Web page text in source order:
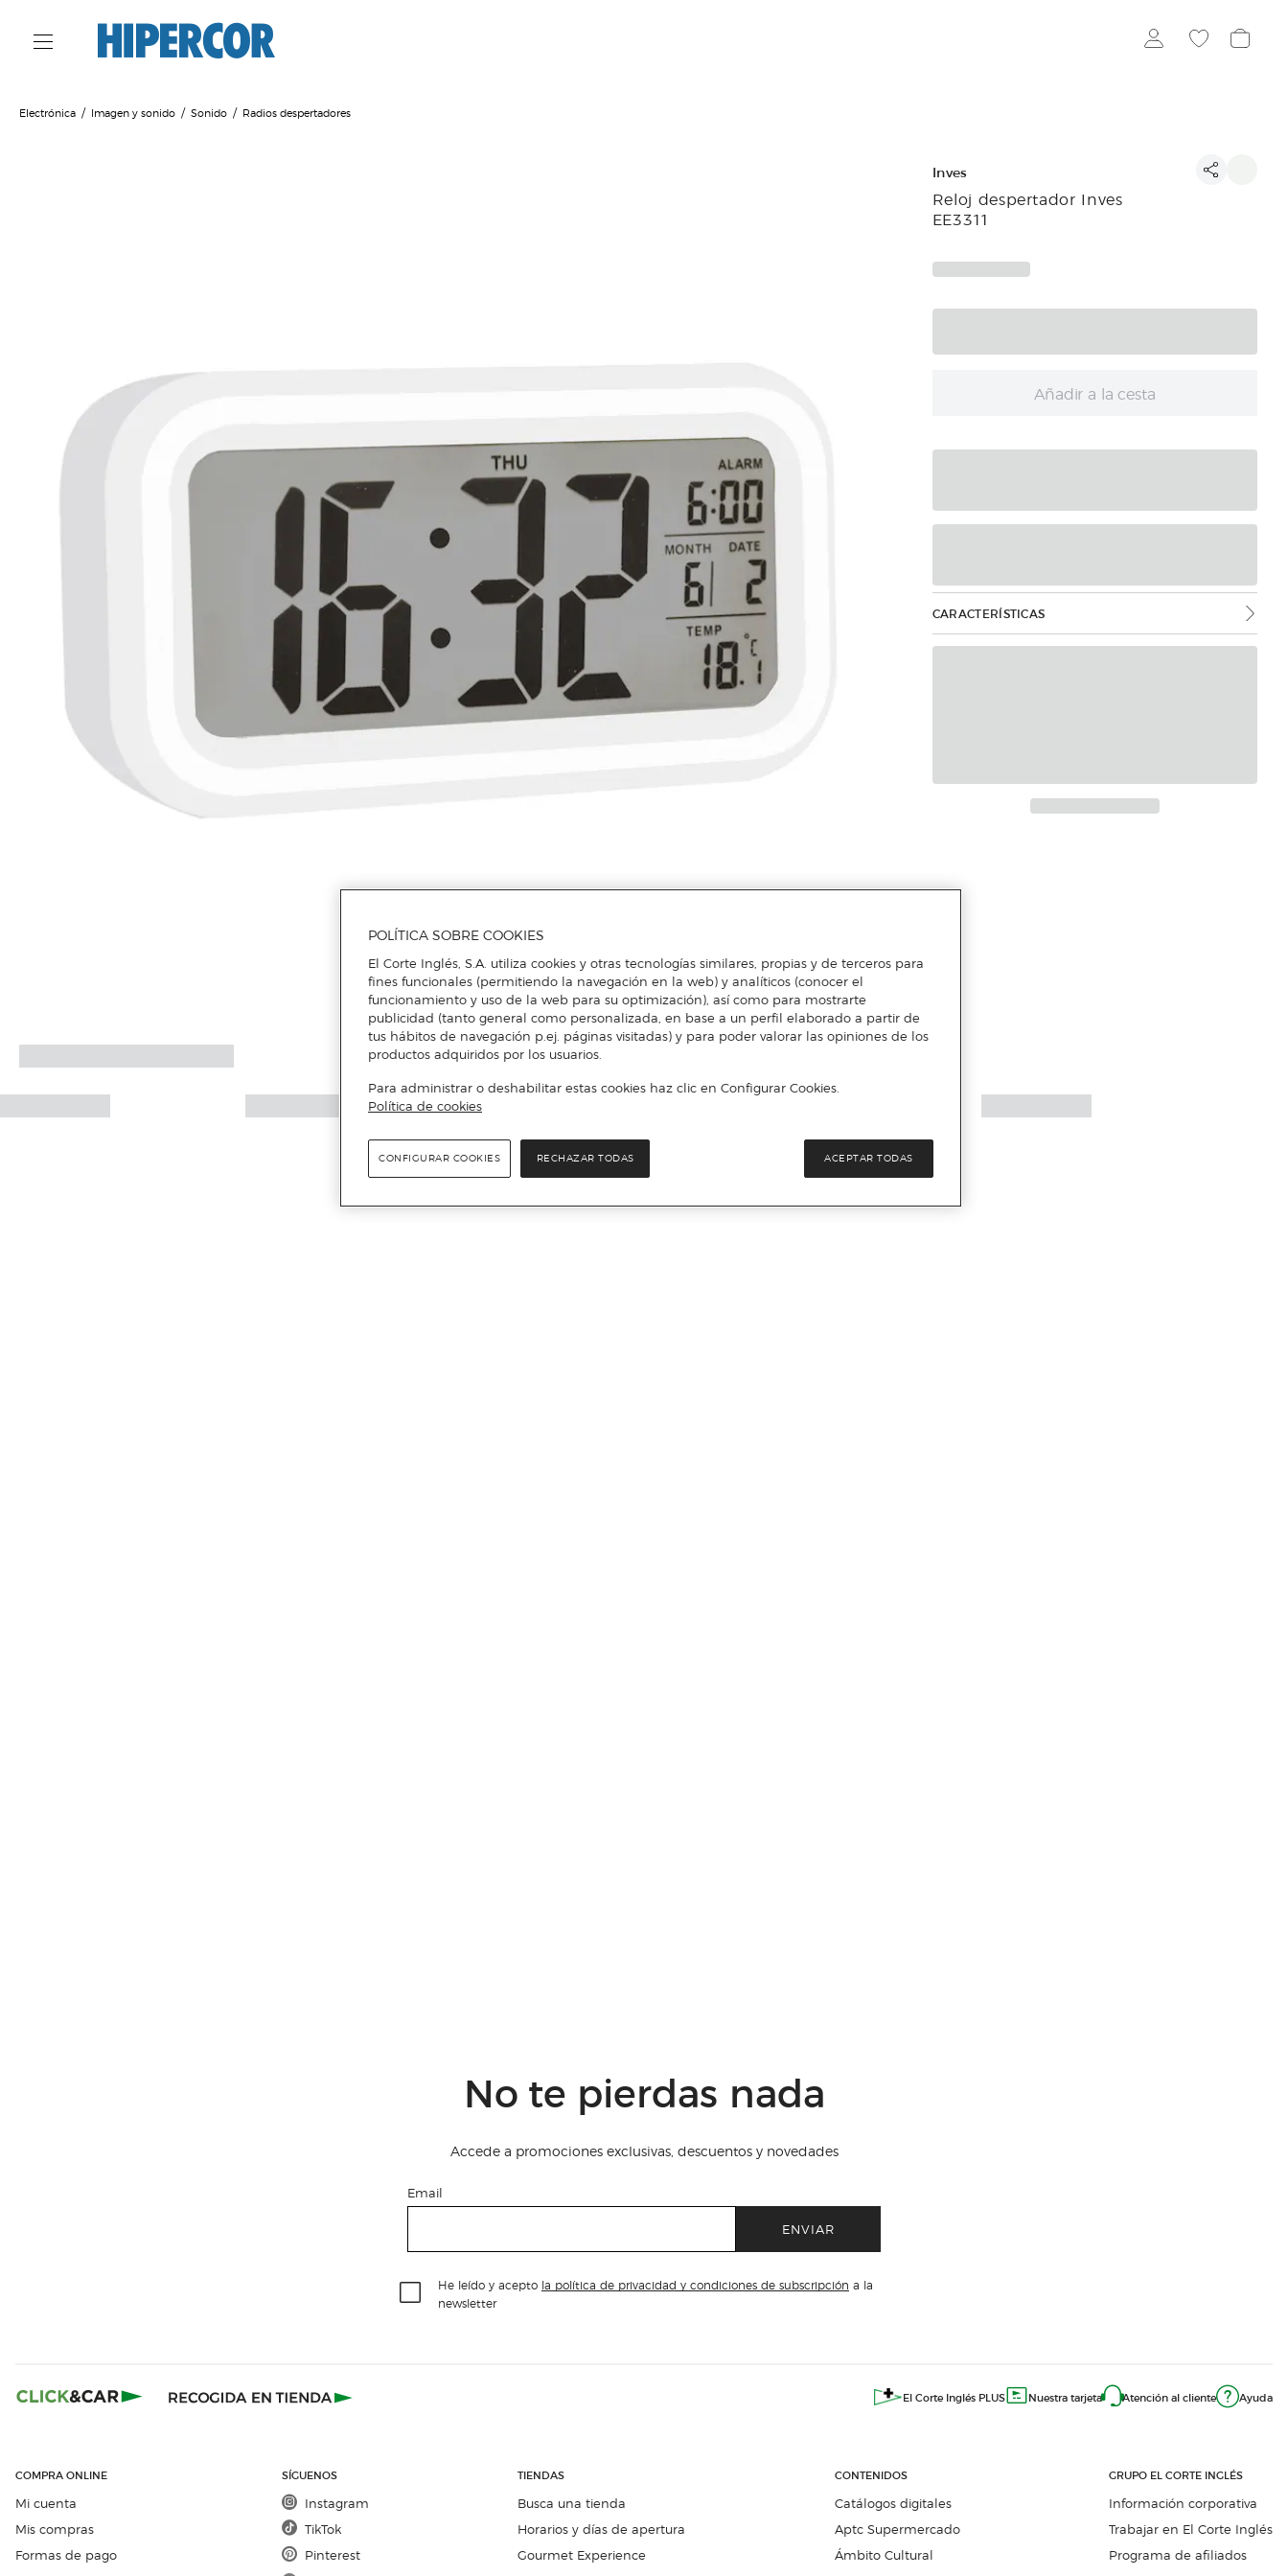
Electrónica Imagen y sonido Sonido Radios despertadores
Inves
Reloj despertador Inves
EE3311
Añadir a la cesta
CARACTERÍSTICAS
No te pierdas nada
Accede a promociones exclusivas, descuentos y novedades
Email
ENVIAR
He leído y acepto la política de privacidad y condiciones de subscripción a la
newsletter
El Corte Inglés PLUS Nuestra tarjeta Atención al cliente Ayuda
COMPRA ONLINE
Mi cuenta
Mis compras
Formas de pago
SÍGUENOS
Instagram
TikTok
Pinterest
TIENDAS
Busca una tienda
Horarios y días de apertura
Gourmet Experience
CONTENIDOS
Catálogos digitales
Aptc Supermercado
Ámbito Cultural
GRUPO EL CORTE INGLÉS
Información corporativa
Trabajar en El Corte Inglés
Programa de afiliados
POLÍTICA SOBRE COOKIES
El Corte Inglés, S.A. utiliza cookies y otras tecnologías similares, propias y de terceros para
fines funcionales (permitiendo la navegación en la web) y analíticos (conocer el
funcionamiento y uso de la web para su optimización), así como para mostrarte
publicidad (tanto general como personalizada, en base a un perfil elaborado a partir de
tus hábitos de navegación p.ej. páginas visitadas) y para poder valorar las opiniones de los
productos adquiridos por los usuarios.
Para administrar o deshabilitar estas cookies haz clic en Configurar Cookies.
Política de cookies
RECHAZAR TODAS ACEPTAR TODAS
CONFIGURAR COOKIES